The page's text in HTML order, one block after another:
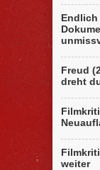
Endlich
Freud
dreht
weiter